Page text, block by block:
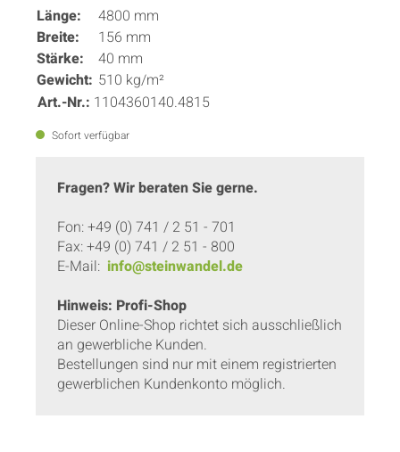
Länge:
4800 mm
Breite:
156 mm
Stärke:
40 mm
Gewicht: 510 kg/m²
Art.-Nr.: 1104360140.4815
Sofort verfügbar
Fragen? Wir beraten Sie gerne.
Fon: +49 (0) 741 / 2 51 - 701
Fax: +49 (0) 741 / 2 51 - 800
E-Mail: info@steinwandel.de
Hinweis: Profi-Shop
Dieser Online-Shop richtet sich ausschließlich
an gewerbliche Kunden.
Bestellungen sind nur mit einem registrierten
gewerblichen Kundenkonto möglich.